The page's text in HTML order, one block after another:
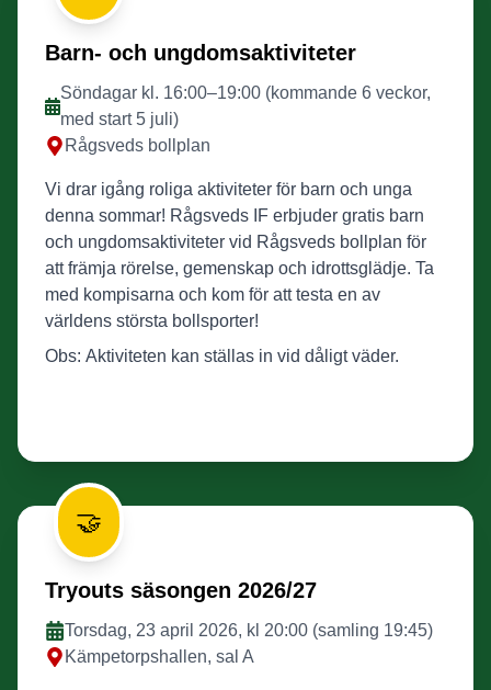
Barn- och ungdomsaktiviteter
Söndagar kl. 16:00–19:00 (kommande 6 veckor,
med start 5 juli)
Rågsveds bollplan
Vi drar igång roliga aktiviteter för barn och unga
denna sommar! Rågsveds IF erbjuder gratis barn
och ungdomsaktiviteter vid Rågsveds bollplan för
att främja rörelse, gemenskap och idrottsglädje. Ta
med kompisarna och kom för att testa en av
världens största bollsporter!
Obs: Aktiviteten kan ställas in vid dåligt väder.
🤝
Tryouts säsongen 2026/27
Torsdag, 23 april 2026, kl 20:00 (samling 19:45)
Kämpetorpshallen, sal A